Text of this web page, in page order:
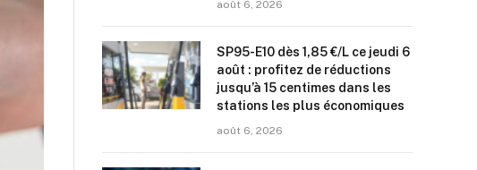
août 6, 2026
SP95-E10 dès 1,85 €/L ce jeudi 6
août : profitez de réductions
jusqu’à 15 centimes dans les
stations les plus économiques
août 6, 2026